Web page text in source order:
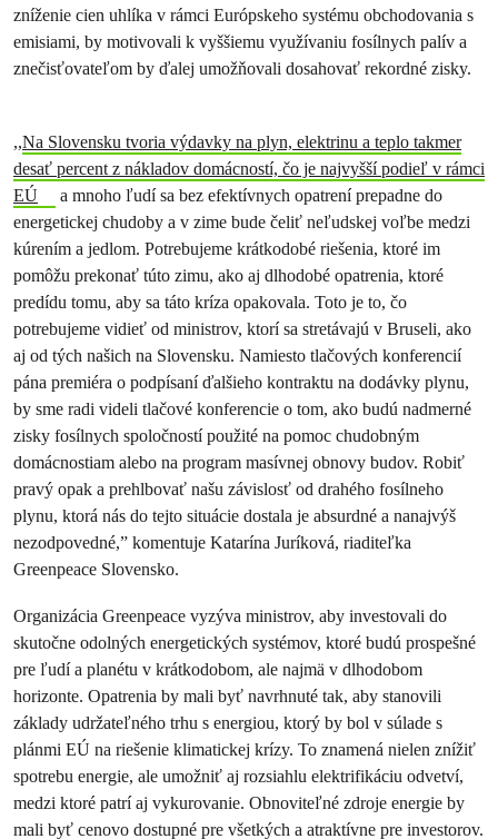
zníženie cien uhlíka v rámci Európskeho systému obchodovania s
emisiami, by motivovali k vyššiemu využívaniu fosílnych palív a
znečisťovateľom by ďalej umožňovali dosahovať rekordné zisky.
,,Na Slovensku tvoria výdavky na plyn, elektrinu a teplo takmer
desať percent z nákladov domácností, čo je najvyšší podieľ v rámci
EÚ
a mnoho ľudí sa bez efektívnych opatrení prepadne do
energetickej chudoby a v zime bude čeliť neľudskej voľbe medzi
kúrením a jedlom. Potrebujeme krátkodobé riešenia, ktoré im
pomôžu prekonať túto zimu, ako aj dlhodobé opatrenia, ktoré
predídu tomu, aby sa táto kríza opakovala. Toto je to, čo
potrebujeme vidieť od ministrov, ktorí sa stretávajú v Bruseli, ako
aj od tých našich na Slovensku. Namiesto tlačových konferencií
pána premiéra o podpísaní ďalšieho kontraktu na dodávky plynu,
by sme radi videli tlačové konferencie o tom, ako budú nadmerné
zisky fosílnych spoločností použité na pomoc chudobným
domácnostiam alebo na program masívnej obnovy budov. Robiť
pravý opak a prehlbovať našu závislosť od drahého fosílneho
plynu, ktorá nás do tejto situácie dostala je absurdné a nanajvýš
nezodpovedné,” komentuje Katarína Juríková, riaditeľka
Greenpeace Slovensko.
Organizácia Greenpeace vyzýva ministrov, aby investovali do
skutočne odolných energetických systémov, ktoré budú prospešné
pre ľudí a planétu v krátkodobom, ale najmä v dlhodobom
horizonte. Opatrenia by mali byť navrhnuté tak, aby stanovili
základy udržateľného trhu s energiou, ktorý by bol v súlade s
plánmi EÚ na riešenie klimatickej krízy. To znamená nielen znížiť
spotrebu energie, ale umožniť aj rozsiahlu elektrifikáciu odvetví,
medzi ktoré patrí aj vykurovanie. Obnoviteľné zdroje energie by
mali byť cenovo dostupné pre všetkých a atraktívne pre investorov.